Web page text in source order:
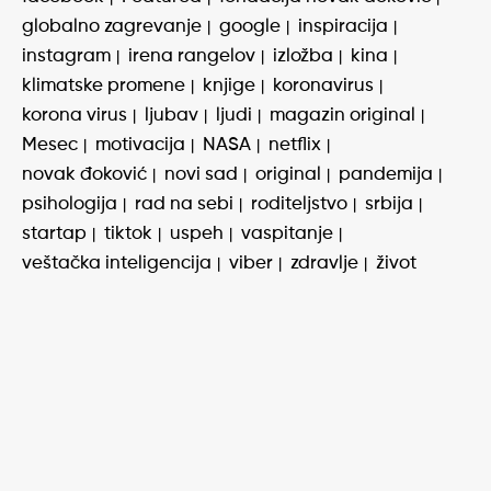
globalno zagrevanje
google
inspiracija
instagram
irena rangelov izložba
kina
klimatske promene
knjige
koronavirus
korona virus
ljubav ljudi
magazin original
Mesec
motivacija NASA
netflix
novak đoković
novi sad original
pandemija
psihologija
rad na sebi roditeljstvo
srbija
startap
tiktok uspeh
vaspitanje
veštačka inteligencija
viber zdravlje život